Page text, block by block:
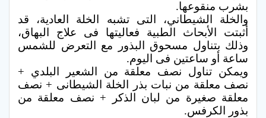
بشرب منقوعها.
والخلة الشيطاني، التى تشبه الخلة العادية، قد
أثبتت الأبحاث الطبية فعاليتها فى علاج البهاق،
وذلك بتناول مسحوق البذور مع التعرض للشمس
ساعة أو ساعتين فى اليوم.
ويمكن تناول نصف معلقة من الشعير البلدي +
نصف معلقة من نبات بذر الخلة الشيطانى + نصف
معلقة صغيرة من لبان الذكر + نصف معلقة من
بذور الكرفس.